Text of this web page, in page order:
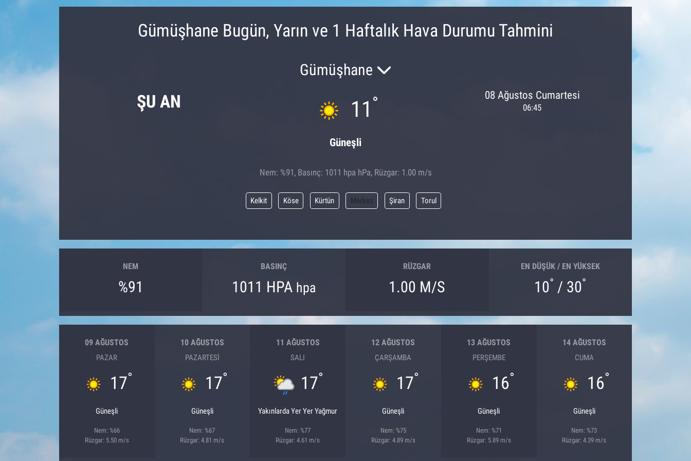
Gümüşhane Bugün, Yarın ve 1 Haftalık Hava Durumu Tahmini
ŞU AN
Gümüşhane
11 °
Güneşli
08 Ağustos Cumartesi
06:45
Nem: %91, Basınç: 1011 hpa hPa, Rüzgar: 1.00 m/s
Kelkit Köse Kürtün Merkez Şiran Torul
NEM
%91
BASINÇ
1011 HPA hpa
RÜZGAR
1.00 M/S
EN DÜŞÜK / EN YÜKSEK
10° / 30°
09 AĞUSTOS
PAZAR
17°
Güneşli
Nem: %66
Rüzgar: 5.50 m/s
10 AĞUSTOS
PAZARTESI
17°
Güneşli
Nem: %67
Rüzgar: 4.81 m/s
11 AĞUSTOS
SALI
17°
Yakınlarda Yer Yer Yağmur
Nem: %77
Rüzgar: 4.61 m/s
12 AĞUSTOS
ÇARŞAMBA
17°
Güneşli
Nem: %75
Rüzgar: 4.89 m/s
13 AĞUSTOS
PERŞEMBE
16°
Güneşli
Nem: %71
Rüzgar: 5.89 m/s
14 AĞUSTOS
CUMA
16°
Güneşli
Nem: %73
Rüzgar: 4.39 m/s